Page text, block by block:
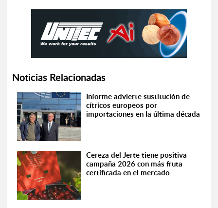
Noticias Relacionadas
Informe advierte sustitución de
cítricos europeos por
importaciones en la última década
Cereza del Jerte tiene positiva
campaña 2026 con más fruta
certificada en el mercado